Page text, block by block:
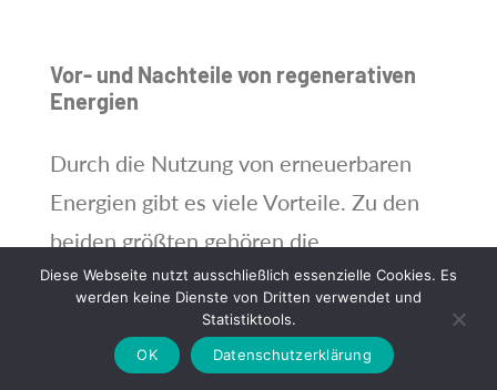
Vor- und Nachteile von regenerativen
Energien
Durch die Nutzung von erneuerbaren
Energien gibt es viele Vorteile. Zu den
beiden größten gehören die
Unabhängigkeit von fossilen Energien
und die Vermeidung von
klimaschädlichen Treibhausgasen
Diese Webseite nutzt ausschließlich essenzielle Cookies. Es
werden keine Dienste von Dritten verwendet und
Statistiktools.
OK
Datenschutzerklärung